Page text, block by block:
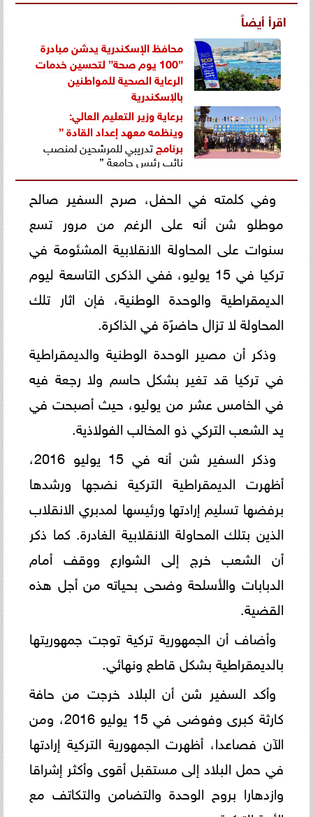
اقرأ أيضاً
محافظ الإسكندرية يدشن مبادرة
”100 يوم صحة” لتحسين خدمات
الرعاية الصحية للمواطنين
بالإسكندرية
برعاية وزير التعليم العالي:
وينظمه معهد إعداد القادة ”
برنامجتدريبي للمرشحين لمنصب
نائب رئيس جامعة ”
وفي كلمته في الحفل، صرح السفير صالح
موطلو شن أنه على الرغم من مرور تسع
سنوات على المحاولة الانقلابية المشئومة في
تركيا في 15 يوليو، ففي الذكرى التاسعة ليوم
الديمقراطية والوحدة الوطنية، فإن اثار تلك
المحاولة لا تزال حاضرًة في الذاكرة.
وذكر أن مصير الوحدة الوطنية والديمقراطية
في تركيا قد تغير بشكل حاسم ولا رجعة فيه
في الخامس عشر من يوليو، حيث أصبحت في
يد الشعب التركي ذو المخالب الفولاذية.
وذكر السفير شن أنه في 15 يوليو 2016،
أظهرت الديمقراطية التركية نضجها ورشدها
برفضها تسليم إرادتها ورئيسها لمدبري الانقلاب
الذين بتلك المحاولة الانقلابية الغادرة. كما ذكر
أن الشعب خرج إلى الشوارع ووقف أمام
الدبابات والأسلحة وضحى بحياته من أجل هذه
القضية.
وأضاف أن الجمهورية تركية توجت جمهوريتها
بالديمقراطية بشكل قاطع ونهائي.
وأكد السفير شن أن البلاد خرجت من حافة
كارثة كبرى وفوضى في 15 يوليو 2016، ومن
الآن فصاعدا، أظهرت الجمهورية التركية إرادتها
في حمل البلاد إلى مستقبل أقوى وأكثر إشراقا
وازدهارا بروح الوحدة والتضامن والتكاتف مع